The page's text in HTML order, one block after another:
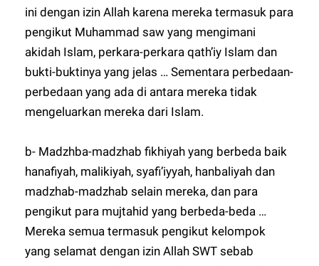
ini dengan izin Allah karena mereka termasuk para
pengikut Muhammad saw yang mengimani
akidah Islam, perkara-perkara qath’iy Islam dan
bukti-buktinya yang jelas … Sementara perbedaan-
perbedaan yang ada di antara mereka tidak
mengeluarkan mereka dari Islam.
b- Madzhba-madzhab fikhiyah yang berbeda baik
hanafiyah, malikiyah, syafi’iyyah, hanbaliyah dan
madzhab-madzhab selain mereka, dan para
pengikut para mujtahid yang berbeda-beda …
Mereka semua termasuk pengikut kelompok
yang selamat dengan izin Allah SWT sebab